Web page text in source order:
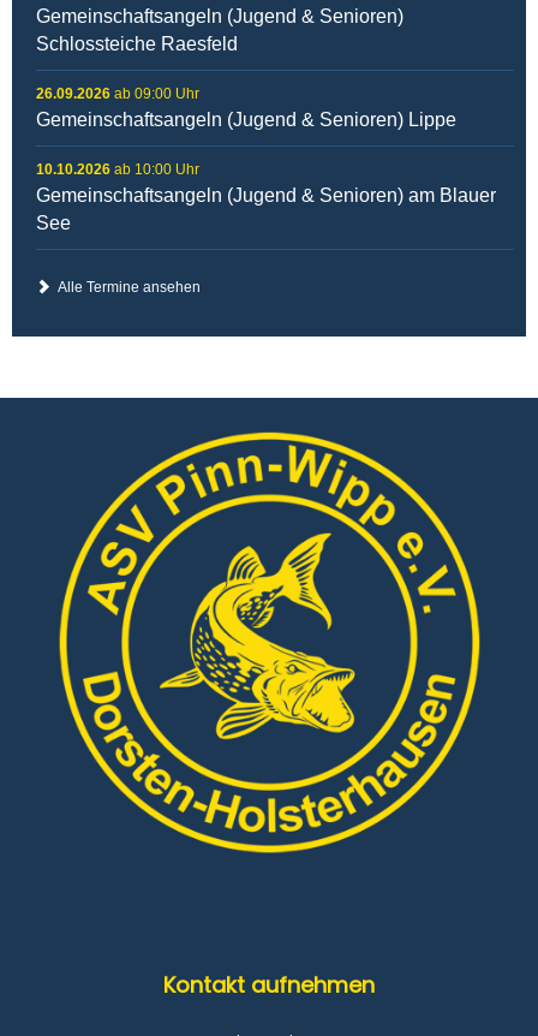
Gemeinschaftsangeln (Jugend & Senioren)
Schlossteiche Raesfeld
26.09.2026 ab 09:00 Uhr
Gemeinschaftsangeln (Jugend & Senioren) Lippe
10.10.2026 ab 10:00 Uhr
Gemeinschaftsangeln (Jugend & Senioren) am Blauer
See
Alle Termine ansehen
Kontakt aufnehmen